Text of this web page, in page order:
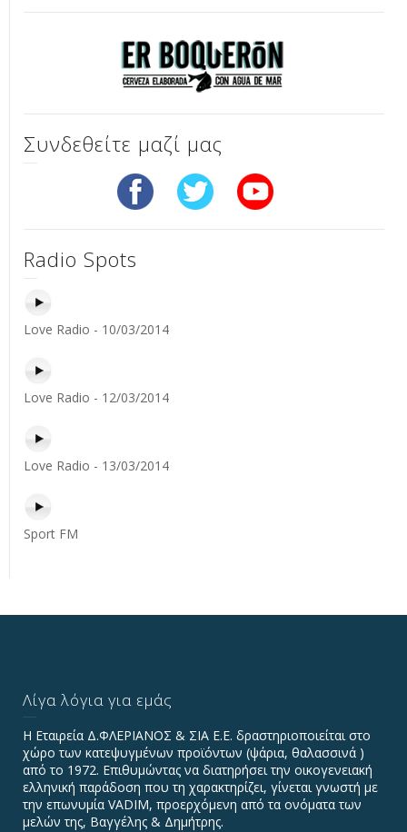
Συνδεθείτε μαζί μας
Radio Spots
Love Radio - 10/03/2014
Love Radio - 12/03/2014
Love Radio - 13/03/2014
Sport FM
Λίγα λόγια για εμάς
Η Εταιρεία Δ.ΦΛΕΡΙΑΝΟΣ & ΣΙΑ Ε.Ε. δραστηριοποιείται στο
χώρο των κατεψυγμένων προϊόντων (ψάρια, θαλασσινά )
από το 1972. Επιθυμώντας να διατηρήσει την οικογενειακή
ελληνική παράδοση που τη χαρακτηρίζει, γίνεται γνωστή με
την επωνυμία VADIΜ, προερχόμενη από τα ονόματα των
μελών της, Βαγγέλης & Δημήτρης.